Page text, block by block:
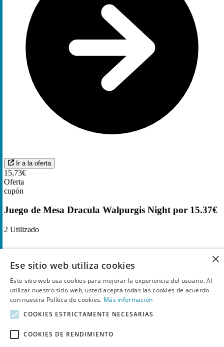
Ir a la oferta
15,73€
Oferta
cupón
Juego de Mesa Dracula Walpurgis Night por 15.37€
2 Utilizado
×
Ese sitio web utiliza cookies
Este sitio web usa cookies para mejorar la experiencia del usuario. Al
utilizar nuestro sitio web, usted acepta todas las cookies de acuerdo
con nuestra Política de cookies. Más información
COOKIES ESTRICTAMENTE NECESARIAS
COOKIES DE RENDIMIENTO